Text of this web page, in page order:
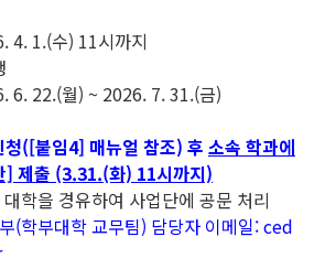
4. 1.(수) 11시까지
6. 22.(월) ~ 2026. 7. 31.(금)
청([붙임4] 매뉴얼 참조) 후 소속 학과에
] 제출 (3.31.(화) 11시까지)
학을 경유하여 사업단에 공문 처리
(학부대학 교무팀) 담당자 이메일: ced